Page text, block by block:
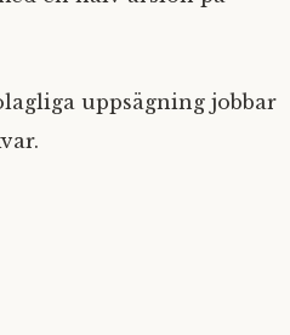
uppsägning jobbar